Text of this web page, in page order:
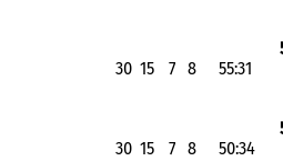
30 15 7 8 55:31
30 15 7 8 50:34